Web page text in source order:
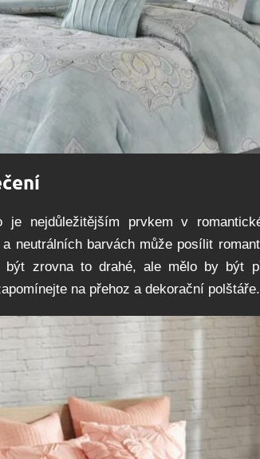
je nejdůležitějším prvkem v
neutrálních barvách může posílit
být zrovna to drahé, ale mělo by být
na přehoz a dekorační polštáře.